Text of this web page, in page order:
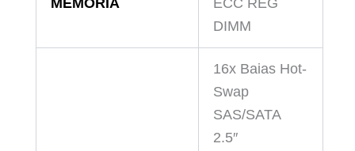
DIMM
16x Baias Hot-
Swap
SAS/SATA
2.5″